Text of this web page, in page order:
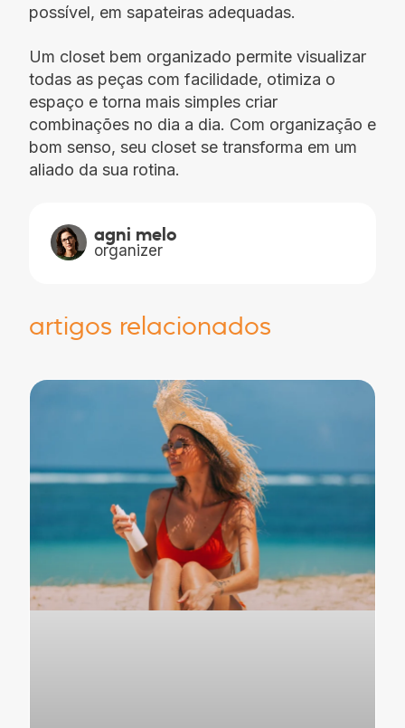
agni melo
organizer
possível, em sapateiras adequadas.
Um closet bem organizado permite visualizar
todas as peças com facilidade, otimiza o
espaço e torna mais simples criar
combinações no dia a dia. Com organização e
bom senso, seu closet se transforma em um
aliado da sua rotina.
artigos relacionados